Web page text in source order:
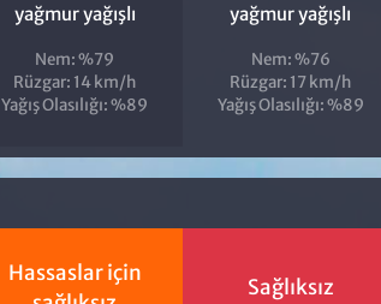
yağmur yağışlı
Nem: %79
Rüzgar: 14 km/h
Yağış Olasılığı: %89
yağmur yağışlı
Nem: %76
Rüzgar: 17 km/h
Yağış Olasılığı: %89
Hassaslar için
Sağlıksız